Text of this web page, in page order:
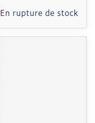
En rupture de stock